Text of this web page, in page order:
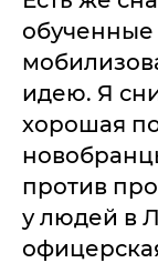
обученные
идею. Я
хорошая
против
у людей в